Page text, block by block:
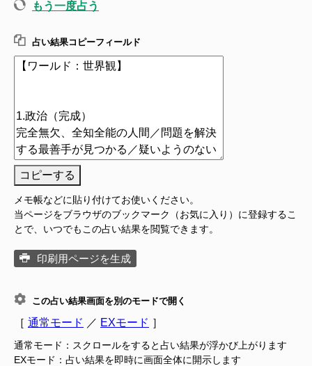
もう一度占う
占い結果コピーフィールド
コピーする
メモ帳などに貼り付けてお使いください。
当ページをブラウザのブックマーク（お気に入り）に登録するこ
とで、いつでもこの占い結果を閲覧できます。
印刷用ページを生成
この占い結果画面を別のモードで開く
［ 通常モード ／ EXモード ］
通常モード：スクロールをすると占い結果が浮かび上がります
EXモード：占い結果を即時に画面全体に開示します